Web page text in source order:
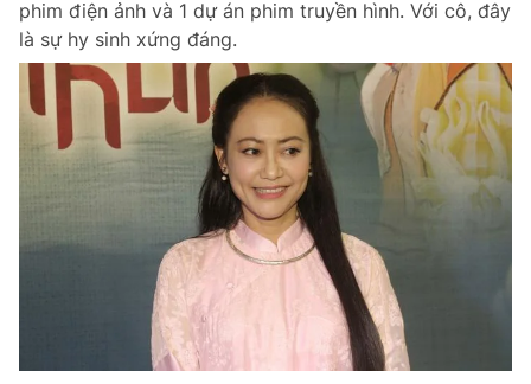
phim điện ảnh và 1 dự án phim truyền hình. Với cô, đây
là sự hy sinh xứng đáng.